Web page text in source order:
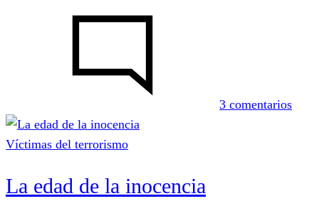
3 comentariosmi
Víctimas del terrorismo
La edad de la inocencia